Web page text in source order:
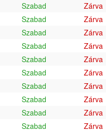
Szabad Zárva
Szabad Zárva
Szabad Zárva
Szabad Zárva
Szabad Zárva
Szabad Zárva
Szabad Zárva
Szabad Zárva
Szabad Zárva
Szabad Zárva